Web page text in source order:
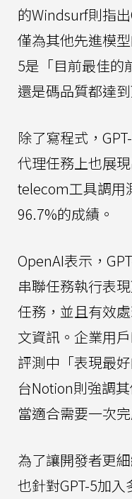
的Windsurf則指
僅為其他先進模
5是「目前最佳的
還是碼品質都達
除了寫程式，
代理任務上也展
telecom工具調用
96.7%的成績。
OpenAI表示，
串聯任務執行表
任務，並且有效
文資訊。企業用
評測中「表現最
台Notion則強調
當適合需要一次
為了讓開發者更
也針對GPT-5加入